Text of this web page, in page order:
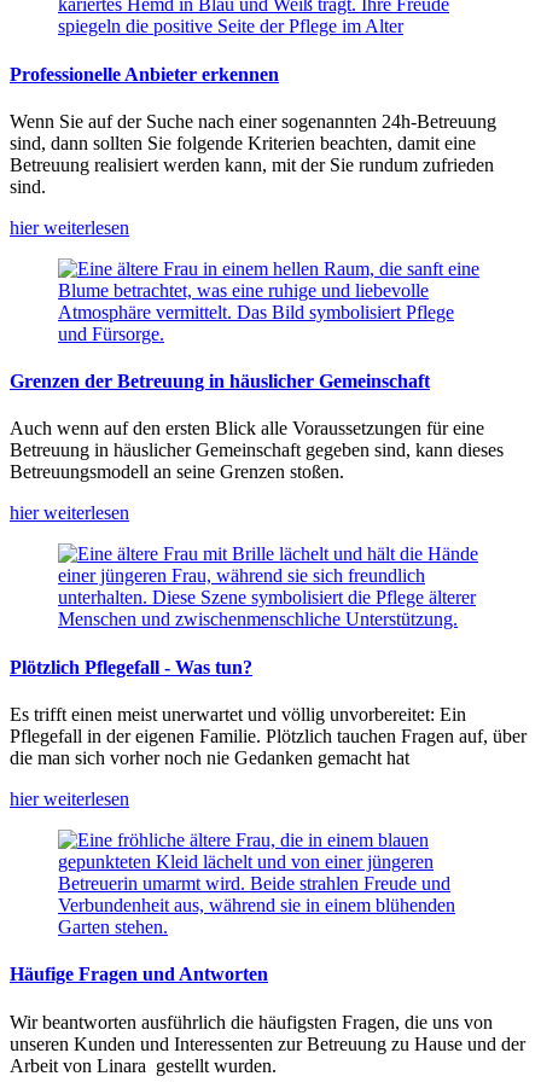
Professionelle Anbieter erkennen
Wenn Sie auf der Suche nach einer sogenannten 24h-Betreuung
sind, dann sollten Sie folgende Kriterien beachten, damit eine
Betreuung realisiert werden kann, mit der Sie rundum zufrieden
sind.
hier weiterlesen
Grenzen der Betreuung in häuslicher Gemeinschaft
Auch wenn auf den ersten Blick alle Voraussetzungen für eine
Betreuung in häuslicher Gemeinschaft gegeben sind, kann dieses
Betreuungsmodell an seine Grenzen stoßen.
hier weiterlesen
Plötzlich Pflegefall - Was tun?
Es trifft einen meist unerwartet und völlig unvorbereitet: Ein
Pflegefall in der eigenen Familie. Plötzlich tauchen Fragen auf, über
die man sich vorher noch nie Gedanken gemacht hat
hier weiterlesen
Häufige Fragen und Antworten
Wir beantworten ausführlich die häufigsten Fragen, die uns von
unseren Kunden und Interessenten zur Betreuung zu Hause und der
Arbeit von Linara gestellt wurden.